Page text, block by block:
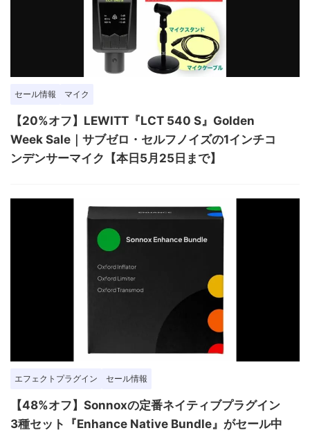
セール情報 マイク
【20%オフ】LEWITT『LCT 540 S』Golden
Week Sale｜サブゼロ・セルフノイズの1インチコ
ンデンサーマイク【本日5月25日まで】
エフェクトプラグイン セール情報
【48%オフ】Sonnoxの定番ネイティブプラグイン
3種セット『Enhance Native Bundle』がセール中